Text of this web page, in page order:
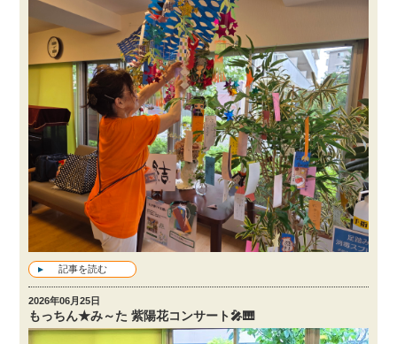
記事を読む
2026年06月25日
もっちん★み～た 紫陽花コンサート🎤🎹